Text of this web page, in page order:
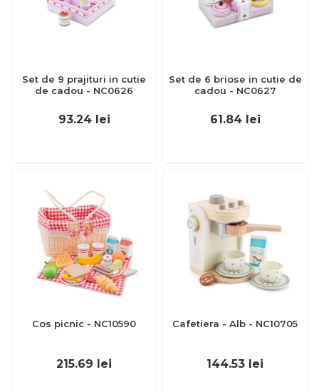
Set de 9 prajituri in cutie
de cadou - NC0626
93.24 lei
Set de 6 briose in cutie de
cadou - NC0627
61.84 lei
Cos picnic - NC10590
215.69 lei
Cafetiera - Alb - NC10705
144.53 lei